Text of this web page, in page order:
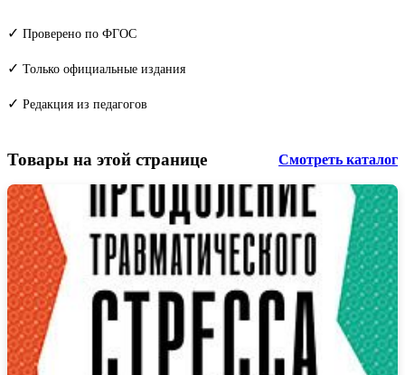
✓ Проверено по ФГОС
✓ Только официальные издания
✓ Редакция из педагогов
Товары на этой странице Смотреть каталог